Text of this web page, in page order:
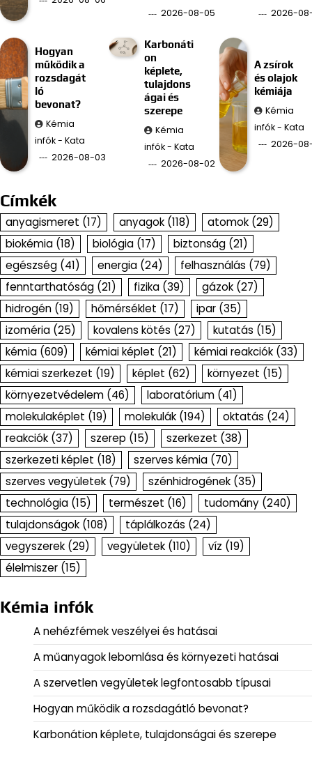
2026-08-05
2026-
Hogyan
működik a
rozsdagát
ló
bevonat?
Kémia
infók - Kata
2026-08-03
Karbonáti
on
képlete,
tulajdons
ágai és
szerepe
Kémia
infók - Kata
2026-08-02
A zsírok
és olajok
kémiája
Kémia
infók - Kata
2026-
Címkék
anyagismeret (17) anyagok (118) atomok (29)
biokémia (18) biológia (17) biztonság (21)
egészség (41) energia (24) felhasználás (79)
fenntarthatóság (21) fizika (39) gázok (27)
hidrogén (19) hőmérséklet (17) ipar (35)
izoméria (25) kovalens kötés (27) kutatás (15)
kémia (609) kémiai képlet (21) kémiai reakciók (33)
kémiai szerkezet (19) képlet (62) környezet (15)
környezetvédelem (46) laboratórium (41)
molekulaképlet (19) molekulák (194) oktatás (24)
reakciók (37) szerep (15) szerkezet (38)
szerkezeti képlet (18) szerves kémia (70)
szerves vegyületek (79) szénhidrogének (35)
technológia (15) természet (16) tudomány (240)
tulajdonságok (108) táplálkozás (24)
vegyszerek (29) vegyületek (110) víz (19)
élelmiszer (15)
Kémia infók
A nehézfémek veszélyei és hatásai
A műanyagok lebomlása és környezeti hatásai
A szervetlen vegyületek legfontosabb típusai
Hogyan működik a rozsdagátló bevonat?
Karbonátion képlete, tulajdonságai és szerepe